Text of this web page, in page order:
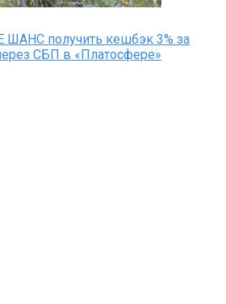
получить кешбэк 3% за
СБП в «Платосфере»